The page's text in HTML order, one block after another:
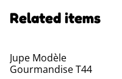
Related items
Jupe Modèle
Gourmandise T44